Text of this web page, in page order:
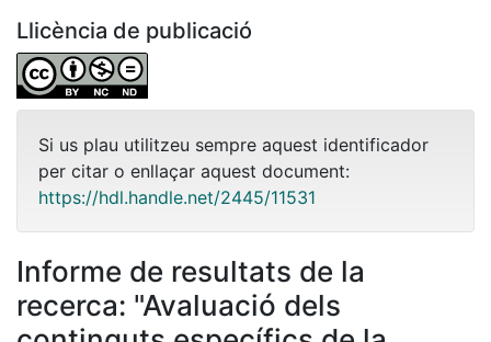
Llicència de publicació
Si us plau utilitzeu sempre aquest identificador
per citar o enllaçar aquest document:
https://hdl.handle.net/2445/11531
Informe de resultats de la
recerca: "Avaluació dels